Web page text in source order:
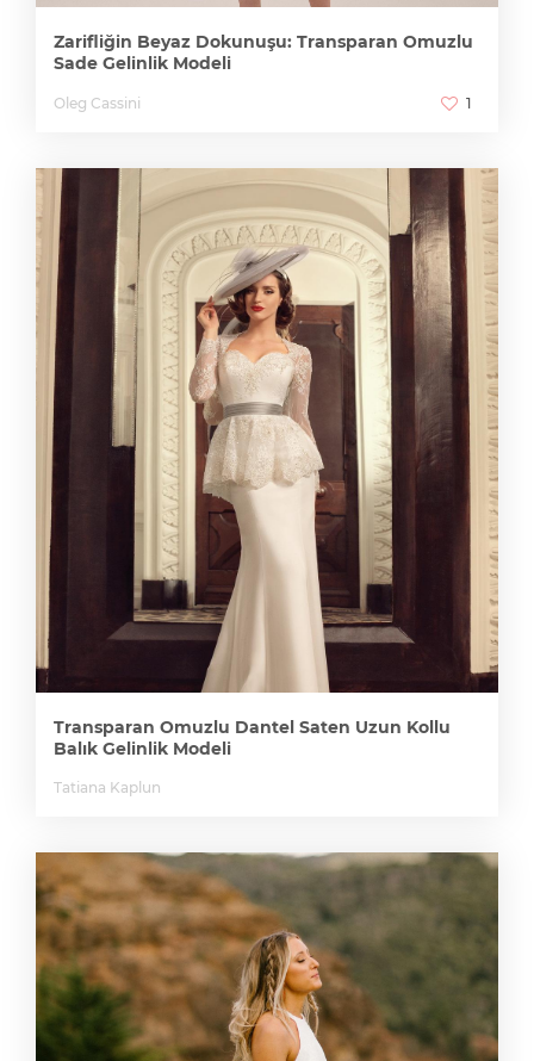
Zarifliğin Beyaz Dokunuşu: Transparan Omuzlu
Sade Gelinlik Modeli
Oleg Cassini 1
Transparan Omuzlu Dantel Saten Uzun Kollu
Balık Gelinlik Modeli
Tatiana Kaplun